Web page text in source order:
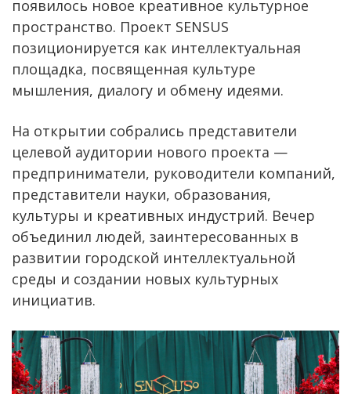
появилось новое креативное культурное
пространство. Проект SENSUS
позиционируется как интеллектуальная
площадка, посвященная культуре
мышления, диалогу и обмену идеями.
На открытии собрались представители
целевой аудитории нового проекта —
предприниматели, руководители компаний,
представители науки, образования,
культуры и креативных индустрий. Вечер
объединил людей, заинтересованных в
развитии городской интеллектуальной
среды и создании новых культурных
инициатив.